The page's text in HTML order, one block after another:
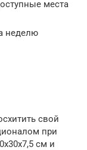
места
неделю
свой
при
см и